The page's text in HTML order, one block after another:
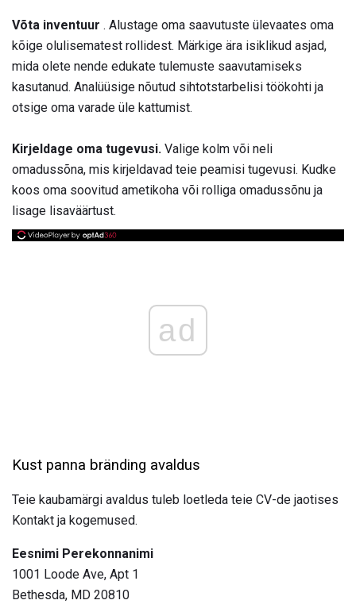
Võta inventuur . Alustage oma saavutuste ülevaates oma
kõige olulisematest rollidest. Märkige ära isiklikud asjad,
mida olete nende edukate tulemuste saavutamiseks
kasutanud. Analüüsige nõutud sihtotstarbelisi töökohti ja
otsige oma varade üle kattumist.
Kirjeldage oma tugevusi. Valige kolm või neli
omadussõna, mis kirjeldavad teie peamisi tugevusi. Kudke
koos oma soovitud ametikoha või rolliga omadussõnu ja
lisage lisaväärtust.
ad
Kust panna bränding avaldus
Teie kaubamärgi avaldus tuleb loetleda teie CV-de jaotises
Kontakt ja kogemused.
Eesnimi Perekonnanimi
1001 Loode Ave, Apt 1
Bethesda, MD 20810